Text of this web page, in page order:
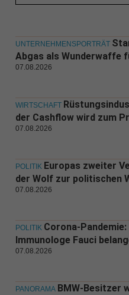
UNTERNEHMENSPORTRÄT
Abgas als Wunderwaffe
07.08.2026
WIRTSCHAFT
der Cashflow wird zum
07.08.2026
POLITIK Europas zweiter
der Wolf zur politischen
07.08.2026
POLITIK Corona-
Immunologe Fauci
07.08.2026
PANORAMA BMW-Besitzer